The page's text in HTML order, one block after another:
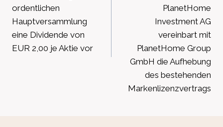
ordentlichen
Hauptversammlung
eine Dividende von
EUR 2,00 je Aktie vor
PlanetHome
Investment AG
vereinbart mit
PlanetHome Group
GmbH die Aufhebung
des bestehenden
Markenlizenzvertrags